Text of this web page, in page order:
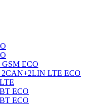
GSM ECO
2CAN+2LIN LTE ECO
ECO
ECO